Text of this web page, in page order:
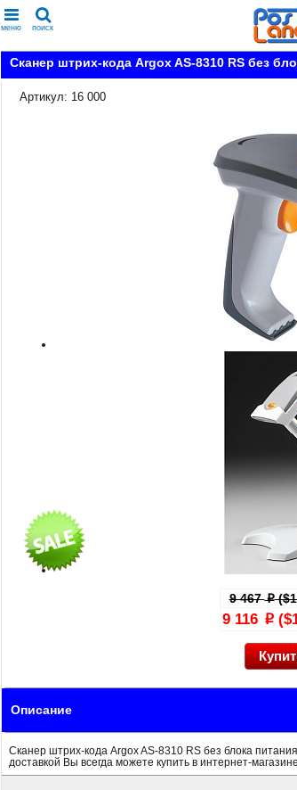
меню поиск
Сканер штрих-кода Argox AS-8310 RS без
Артикул: 16 000
9 467p
9 116 p
Описание
Сканер штрих-кода Argox AS-8310 RS без блока
доставкой Вы всегда можете купить в интернет-